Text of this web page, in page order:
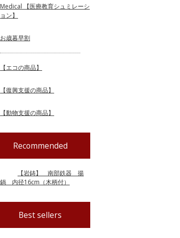
Medical 【医療教育シュミレーシ
ョン】
お歳暮早割
【エコの商品】
【復興支援の商品】
【動物支援の商品】
Recommended
【岩鋳】 南部鉄器 揚
鍋 内径16cm（木柄付）
Best sellers